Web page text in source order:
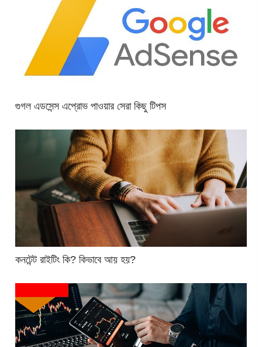
গুগল এডসেন্স এপ্রোভ পাওয়ার সেরা কিছু টিপস
কনটেন্ট রাইটিং কি? কিভাবে আয় হয়?